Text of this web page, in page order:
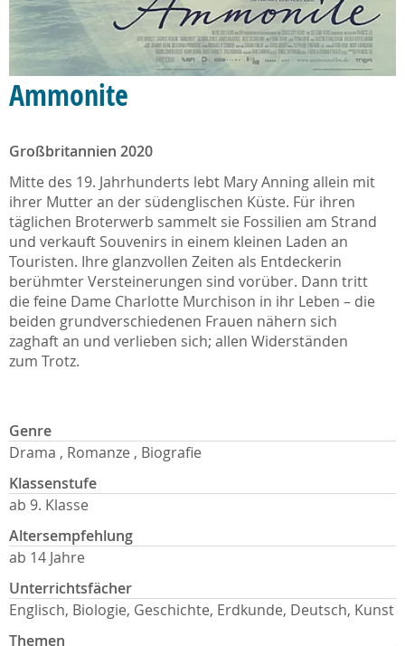
Ammonite
Großbritannien 2020
Mitte des 19. Jahrhunderts lebt Mary Anning allein mit
ihrer Mutter an der südenglischen Küste. Für ihren
täglichen Broterwerb sammelt sie Fossilien am Strand
und verkauft Souvenirs in einem kleinen Laden an
Touristen. Ihre glanzvollen Zeiten als Entdeckerin
berühmter Versteinerungen sind vorüber. Dann tritt
die feine Dame Charlotte Murchison in ihr Leben – die
beiden grundverschiedenen Frauen nähern sich
zaghaft an und verlieben sich; allen Widerständen
zum Trotz.
Genre
Drama , Romanze , Biografie
Klassenstufe
ab 9. Klasse
Altersempfehlung
ab 14 Jahre
Unterrichtsfächer
Englisch, Biologie, Geschichte, Erdkunde, Deutsch, Kunst
Themen